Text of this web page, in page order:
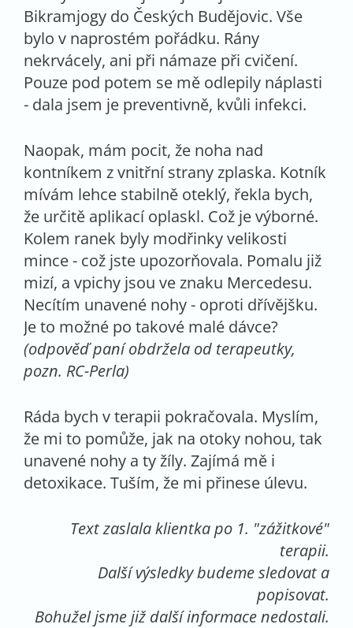
Bikramjogy do Českých Budějovic. Vše
bylo v naprostém pořádku. Rány
nekrvácely, ani při námaze při cvičení.
Pouze pod potem se mě odlepily náplasti
- dala jsem je preventivně, kvůli infekci.
Naopak, mám pocit, že noha nad
kontníkem z vnitřní strany zplaska. Kotník
mívám lehce stabilně oteklý, řekla bych,
že určitě aplikací oplaskl. Což je výborné.
Kolem ranek byly modřinky velikosti
mince - což jste upozorňovala. Pomalu již
mizí, a vpichy jsou ve znaku Mercedesu.
Necítím unavené nohy - oproti dřívějšku.
Je to možné po takové malé dávce?
(odpověď paní obdržela od terapeutky,
pozn. RC-Perla)
Ráda bych v terapii pokračovala. Myslím,
že mi to pomůže, jak na otoky nohou, tak
unavené nohy a ty žíly. Zajímá mě i
detoxikace. Tuším, že mi přinese úlevu.
Text zaslala klientka po 1. "zážitkové"
terapii.
Další výsledky budeme sledovat a
popisovat.
Bohužel jsme již další informace nedostali.